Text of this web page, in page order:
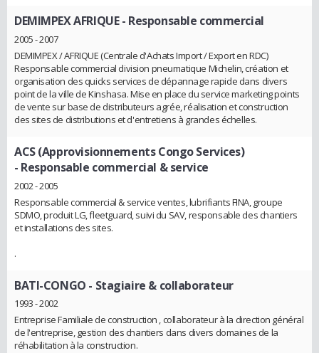
DEMIMPEX AFRIQUE- Responsable commercial
2005 - 2007
DEMIMPEX / AFRIQUE (Centrale d'Achats Import / Export en RDC)
Responsable commercial division pneumatique Michelin, création et
organisation des quicks services de dépannage rapide dans divers
point de la ville de Kinshasa. Mise en place du service marketing points
de vente sur base de distributeurs agrée, réalisation et construction
des sites de distributions et d'entretiens à grandes échelles.
ACS (Approvisionnements Congo Services)
- Responsable commercial & service
2002 - 2005
Responsable commercial & service ventes, lubrifiants FINA, groupe
SDMO, produit LG, fleetguard, suivi du SAV, responsable des chantiers
et installations des sites.
.
BATI-CONGO - Stagiaire & collaborateur
1993 - 2002
Entreprise Familiale de construction , collaborateur à la direction général
de l'entreprise, gestion des chantiers dans divers domaines de la
réhabilitation à la construction.